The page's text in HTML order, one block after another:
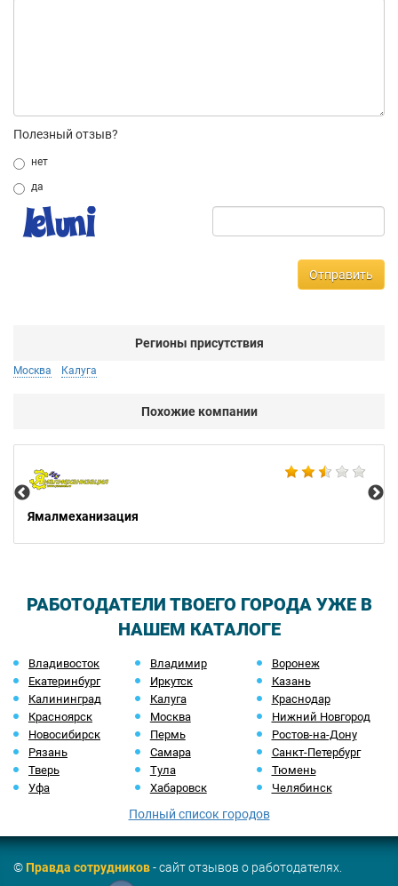
Полезный отзыв?
нет
да
Отправить
Регионы присутствия
Москва Калуга
Похожие компании
Ямалмеханизация
РАБОТОДАТЕЛИ ТВОЕГО ГОРОДА УЖЕ В
НАШЕМ КАТАЛОГЕ
Владивосток Владимир
Воронеж
Екатеринбург
Иркутск
Казань
Калининград
Калуга
Краснодар
Красноярск
Москва
Нижний Новгород
Новосибирск
Пермь
Ростов-на-Дону
Рязань
Самара
Санкт-Петербург
Тверь
Тула
Тюмень
Уфа
Хабаровск Челябинск
Полный список городов
©Правда сотрудников- сайт отзывов о работодателях.